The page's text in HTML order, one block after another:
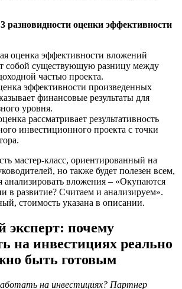
3 разновидности оценки эффективности
оценка эффективности вложений
собой существующую разницу между
частью проекта.
эффективности произведенных
финансовые результаты для
уровня.
рассматривает результативность
инвестиционного проекта с точки
мастер-класс, ориентированный на
но также будет полезен всем,
анализировать вложения – «Окупаются
в развитие? Считаем и анализируем».
стоимость указана в описании.
эксперт: почему
на инвестициях реально
быть готовым
на инвестициях? Партнер